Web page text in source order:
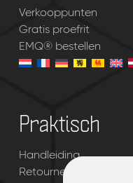
Verkooppunten
Gratis proefrit
EMQ® bestellen
Praktisch
Handleiding
Retourneren & garantie